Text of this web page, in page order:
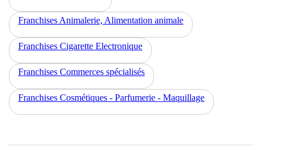
Franchises Animalerie, Alimentation animale
Franchises Cigarette Electronique
Franchises Commerces spécialisés
Franchises Cosmétiques - Parfumerie - Maquillage